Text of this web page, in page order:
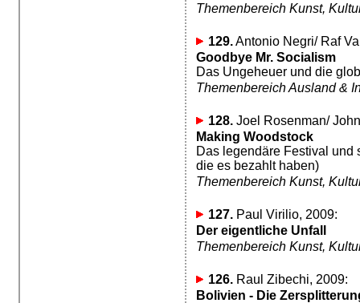
Themenbereich Kunst,
129.Antonio Negri/ Raf
Goodbye Mr. Socialism
Das Ungeheuer und die
Themenbereich Ausland &
128.Joel Rosenman/
Making Woodstock
Das legendäre Festival und
die es bezahlt haben)
Themenbereich Kunst,
127.Paul Virilio, 2009:
Der eigentliche Unfall
Themenbereich Kunst,
126.Raul Zibechi, 2009:
Bolivien - Die